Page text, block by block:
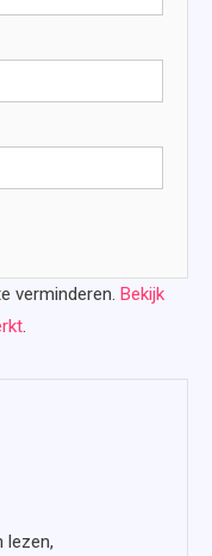
verminderen. Bekijk
.
lezen,